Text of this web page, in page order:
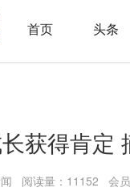
首页 头条
获得肯定
闻 阅读量：11152 会